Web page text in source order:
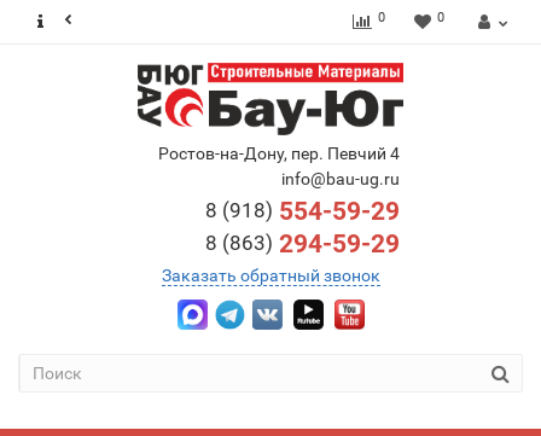
0 0
Ростов-на-Дону, пер. Певчий 4
info@bau-ug.ru
8 (918) 554-59-29
8 (863) 294-59-29
Заказать обратный звонок